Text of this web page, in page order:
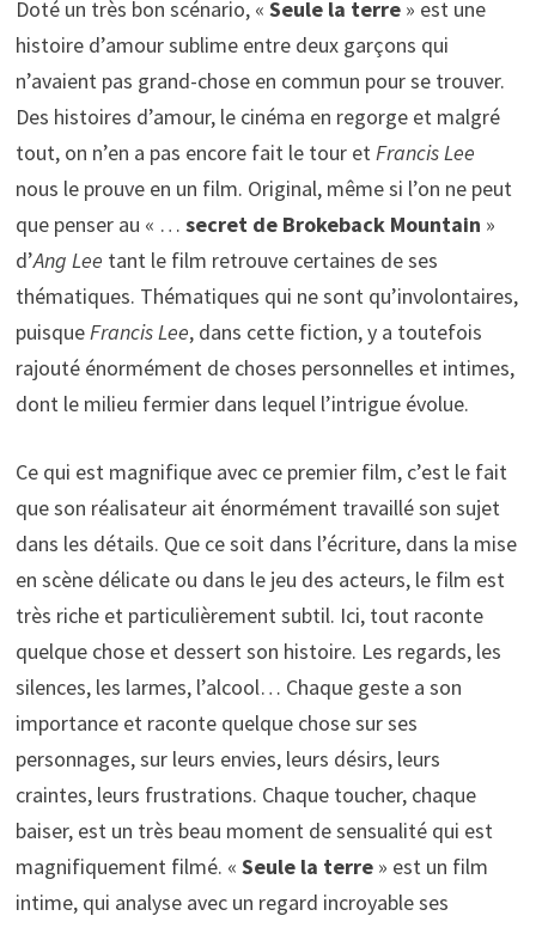
Doté un très bon scénario, « Seule la terre» est une
histoire d’amour sublime entre deux garçons qui
n’avaient pas grand-chose en commun pour se trouver.
Des histoires d’amour, le cinéma en regorge et malgré
tout, on n’en a pas encore fait le tour etFrancis Lee
nous le prouve en un film. Original, même si l’on ne peut
que penser au « … secret de Brokeback Mountain »
d’Ang Lee tant le film retrouve certaines de ses
thématiques. Thématiques qui ne sont qu’involontaires,
puisqueFrancis Lee, dans cette fiction, y a toutefois
rajouté énormément de choses personnelles et intimes,
dont le milieu fermier dans lequel l’intrigue évolue.
Ce qui est magnifique avec ce premier film, c’est le fait
que son réalisateur ait énormément travaillé son sujet
dans les détails. Que ce soit dans l’écriture, dans la mise
en scène délicate ou dans le jeu des acteurs, le film est
très riche et particulièrement subtil. Ici, tout raconte
quelque chose et dessert son histoire. Les regards, les
silences, les larmes, l’alcool… Chaque geste a son
importance et raconte quelque chose sur ses
personnages, sur leurs envies, leurs désirs, leurs
craintes, leurs frustrations. Chaque toucher, chaque
baiser, est un très beau moment de sensualité qui est
magnifiquement filmé. « Seule la terre» est un film
intime, qui analyse avec un regard incroyable ses